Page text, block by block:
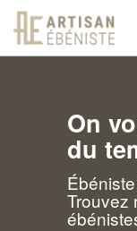
On
du
Trouvez